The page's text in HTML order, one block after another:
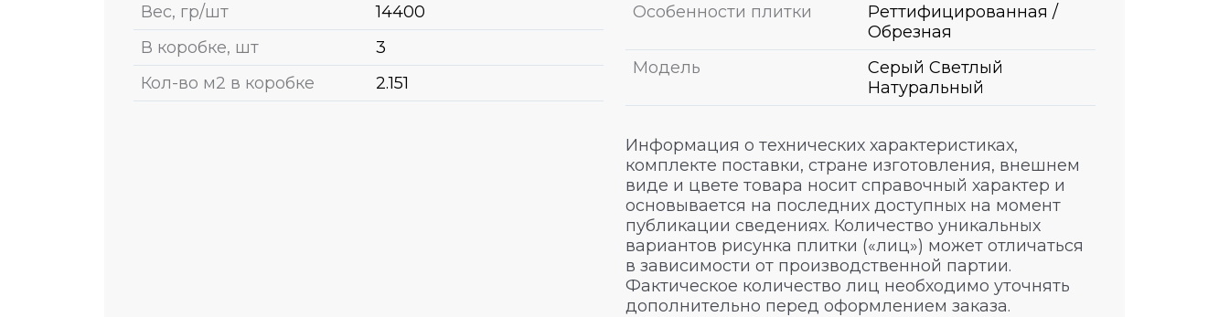
Вес, гр/шт
14400
В коробке, шт
3
Кол-во м2 в коробке
2.151
Особенности плитки
Реттифицированная /
Обрезная
Модель
Серый Светлый
Натуральный
Информация о технических характеристиках,
комплекте поставки, стране изготовления, внешнем
виде и цвете товара носит справочный характер и
основывается на последних доступных на момент
публикации сведениях. Количество уникальных
вариантов рисунка плитки («лиц») может отличаться
в зависимости от производственной партии.
Фактическое количество лиц необходимо уточнять
дополнительно перед оформлением заказа.